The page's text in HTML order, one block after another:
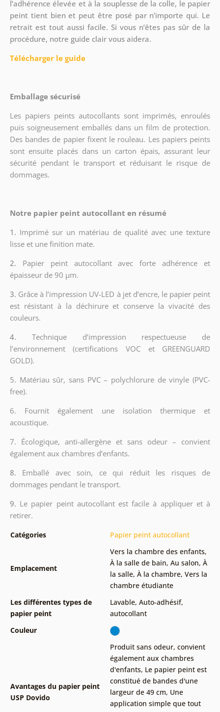
l’adhérence élevée et à la souplesse de la colle, le papier
peint tient bien et peut être posé par n’importe qui. Le
retrait est tout aussi facile. Si vous n’êtes pas sûr de la
procédure, notre guide clair vous aidera.
Télécharger le guide
Emballage sécurisé
Les papiers peints autocollants sont imprimés, enroulés
puis soigneusement emballés dans un film de protection.
Des bandes de papier fixent le rouleau. Les papiers peints
sont ensuite placés dans un carton épais, assurant leur
sécurité pendant le transport et réduisant le risque de
dommages.
Notre papier peint autocollant en résumé
1. Imprimé sur un matériau de qualité avec une texture
lisse et une finition mate.
2. Papier peint autocollant avec forte adhérence et
épaisseur de 90 µm.
3. Grâce à l’impression UV-LED à jet d’encre, le papier peint
est résistant à la déchirure et conserve la vivacité des
couleurs.
4. Technique d’impression respectueuse de
l’environnement (certifications VOC et GREENGUARD
GOLD).
5. Matériau sûr, sans PVC – polychlorure de vinyle (PVC-
free).
6. Fournit également une isolation thermique et
acoustique.
7. Écologique, anti-allergène et sans odeur – convient
également aux chambres d’enfants.
8. Emballé avec soin, ce qui réduit les risques de
dommages pendant le transport.
9. Le papier peint autocollant est facile à appliquer et à
retirer.
Catégories Papier peint autocollant
Emplacement
Vers la chambre des enfants,
À la salle de bain, Au salon, À
la salle, À la chambre, Vers la
chambre étudiante
Les différentes types de
papier peint
Lavable, Auto-adhésif,
autocollant
Couleur
Avantages du papier peint
USP Dovido
Produit sans odeur, convient
également aux chambres
d'enfants, Le papier peint est
constitué de bandes d'une
largeur de 49 cm, Une
application simple que tout